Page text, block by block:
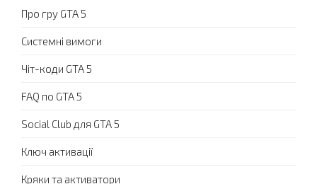
Про гру GTA 5
Системні вимоги
Чіт-коди GTA 5
FAQ по GTA 5
Social Club для GTA 5
Ключ активації
Кряки та активатори